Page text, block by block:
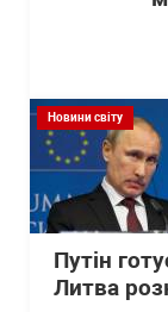
Новини світу
Путін
Литва